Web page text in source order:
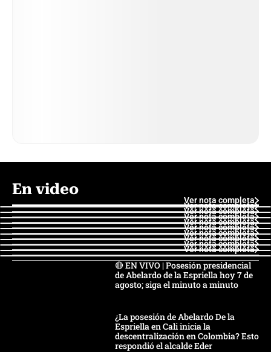
En video
Ver nota completa
Ver nota completa
Ver nota completa
Ver nota completa
Ver nota completa
Ver nota completa
Ver nota completa
Ver nota completa
Ver nota completa
Ver nota completa
🔴 EN VIVO | Posesión presidencial
de Abelardo de la Espriella hoy 7 de
agosto; siga el minuto a minuto
¿La posesión de Abelardo De la
Espriella en Cali inicia la
descentralización en Colombia? Esto
respondió el alcalde Eder